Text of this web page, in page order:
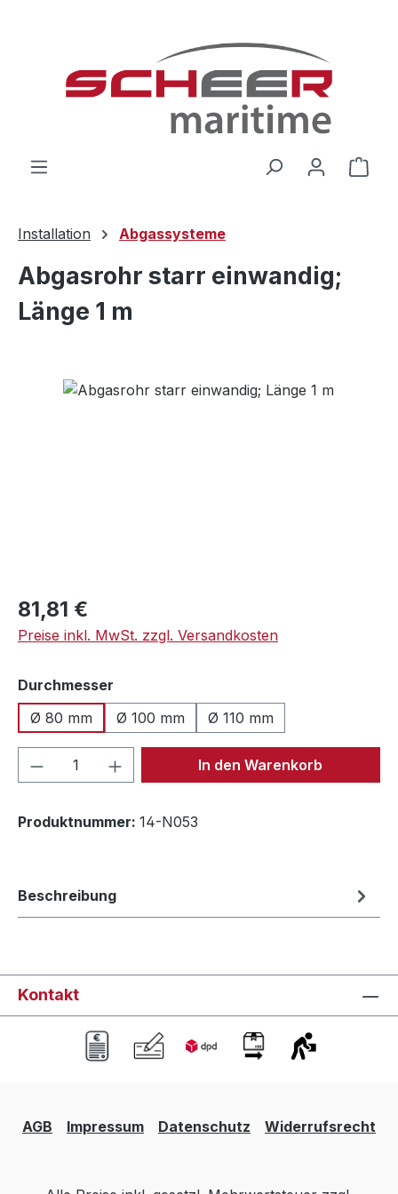
Installation Abgassysteme
Abgasrohr starr einwandig;
Länge 1 m
Bildergalerie überspringen
Regulärer Preis:
81,81 €
Preise inkl. MwSt. zzgl. Versandkosten
Durchmesser
Ø 80 mm
Ø 100 mm Ø 110 mm
Produkt Anzahl: Gib denIn den Warenkorb
Produktnummer: 14-N053
Beschreibung
Kontakt
AGB Impressum Datenschutz Widerrufsrecht